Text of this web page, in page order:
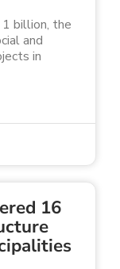
billion, the
and
in
16